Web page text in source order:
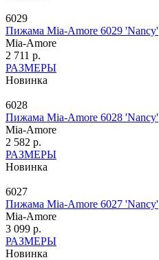
6029
Пижама Mia-Amore 6029 'Nancy'
Mia-Amore
2 711 р.
РАЗМЕРЫ
Новинка
6028
Пижама Mia-Amore 6028 'Nancy'
Mia-Amore
2 582 р.
РАЗМЕРЫ
Новинка
6027
Пижама Mia-Amore 6027 'Nancy'
Mia-Amore
3 099 р.
РАЗМЕРЫ
Новинка